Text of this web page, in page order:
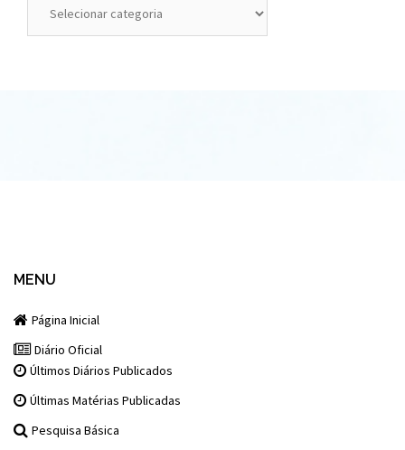
MENU
Página Inicial
Diário Oficial
Últimos Diários Publicados
Últimas Matérias Publicadas
Pesquisa Básica